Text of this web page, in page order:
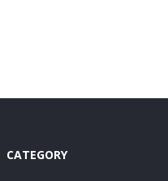
CATEGORY